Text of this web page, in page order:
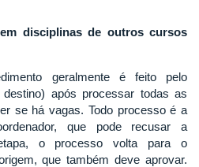
disciplinas de outros cursos
geralmente é feito pelo
após processar todas as
se há vagas. Todo processo é a
que pode recusar a
o processo volta para o
que também deve aprovar.